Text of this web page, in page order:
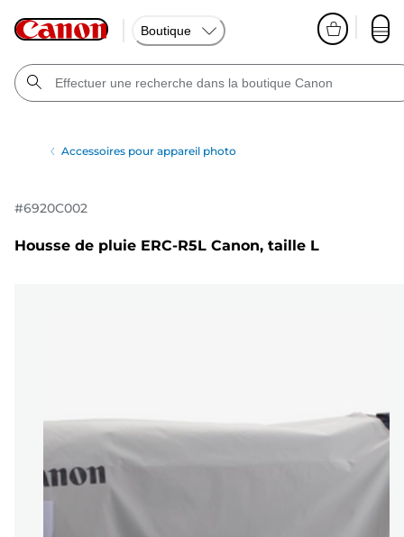
Boutique
Accessoires pour appareil photo
#6920C002
Housse de pluie ERC-R5L Canon, taille L